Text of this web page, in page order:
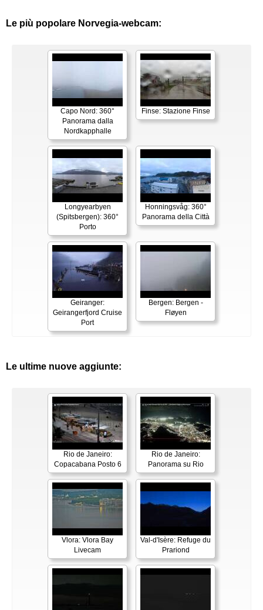
Le più popolare Norvegia-webcam:
Capo Nord: 360°
Panorama dalla
Nordkapphalle
Finse: Stazione Finse
Longyearbyen
(Spitsbergen): 360°
Porto
Honningsvåg: 360°
Panorama della Città
Geiranger:
Geirangerfjord Cruise
Port
Bergen: Bergen -
Fløyen
Le ultime nuove aggiunte:
Rio de Janeiro:
Copacabana Posto 6
Rio de Janeiro:
Panorama su Rio
Vlora: Vlora Bay
Livecam
Val-d'Isère: Refuge du
Prariond